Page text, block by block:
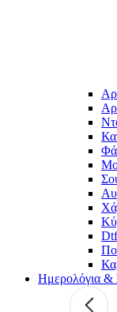
Ημερολόγια &